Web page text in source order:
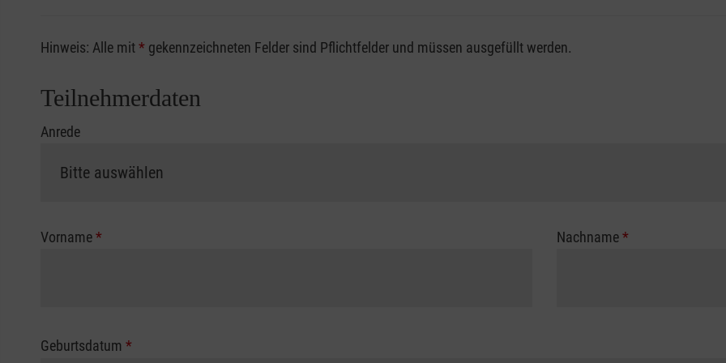
Sofern Sie ein Kostenübernahmeverfahren Ihrer Berufsgenossenschaft / Unfallkasse nutzen, beachten Sie bitte,
vorliegen müssen. Andernfalls erfolgt eine Abrechnung der vollen Kursgebühr als Selbstzahler.
Hinweis: Alle mit* gekennzeichneten Felder sind Pflichtfelder und müssen ausgefüllt werden.
Teilnehmerdaten
Anrede
Vorname* Nachname*
Geburtsdatum *